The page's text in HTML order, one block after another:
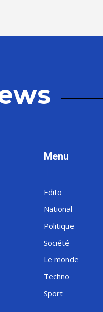
Menu
Edito
National
Politique
Société
Le monde
Techno
Sport